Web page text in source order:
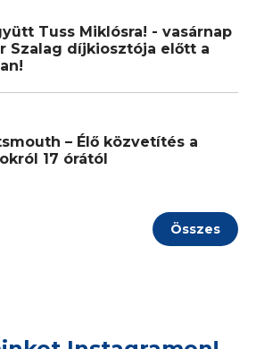
Tuss Miklósra! - vasárnap
Szalag díjkiosztója előtt a
– Élő közvetítés a
17 órától
Összes